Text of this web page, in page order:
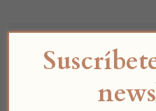
Categorías
Experiencias en